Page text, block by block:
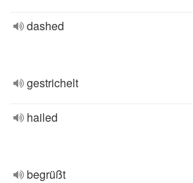
dashed
gestrichelt
hailed
begrüßt